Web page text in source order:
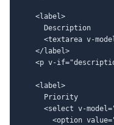
    <label>
      Description
<textarea v-
    </label>
<p v-
    <label>
      Priority
<select v-
<option